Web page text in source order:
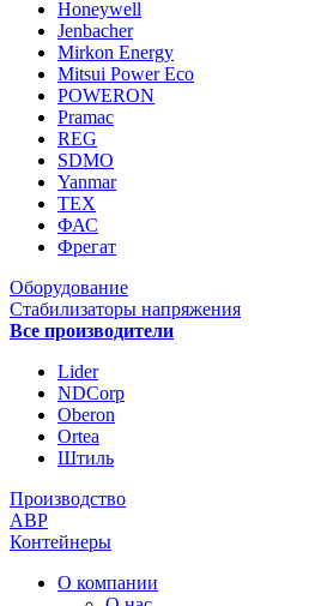
Honeywell
Jenbacher
Mirkon Energy
Mitsui Power Eco
POWERON
Pramac
REG
SDMO
Yanmar
ТЕХ
ФАС
Фрегат
Оборудование
Стабилизаторы напряжения
Все производители
Lider
NDCorp
Oberon
Ortea
Штиль
Производство
АВР
Контейнеры
О компании